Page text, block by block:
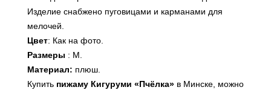
Изделие снабжено пуговицами и карманами для
мелочей.
Цвет: Как на фото.
Размеры : M.
Материал: плюш.
Купить пижаму Кигуруми «Пчёлка» в Минске, можно